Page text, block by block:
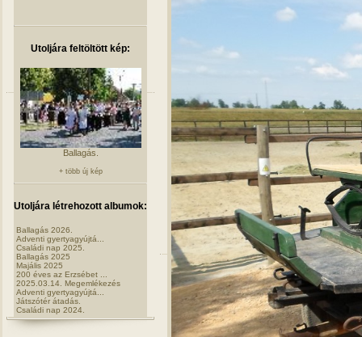
Utoljára feltöltött kép:
Ballagás.
+ több új kép
Utoljára létrehozott albumok:
Ballagás 2026.
Adventi gyertyagyújtá...
Családi nap 2025.
Ballagás 2025
Majális 2025
200 éves az Erzsébet ...
2025.03.14. Megemlékezés
Adventi gyertyagyújtá...
Játszótér átadás.
Családi nap 2024.